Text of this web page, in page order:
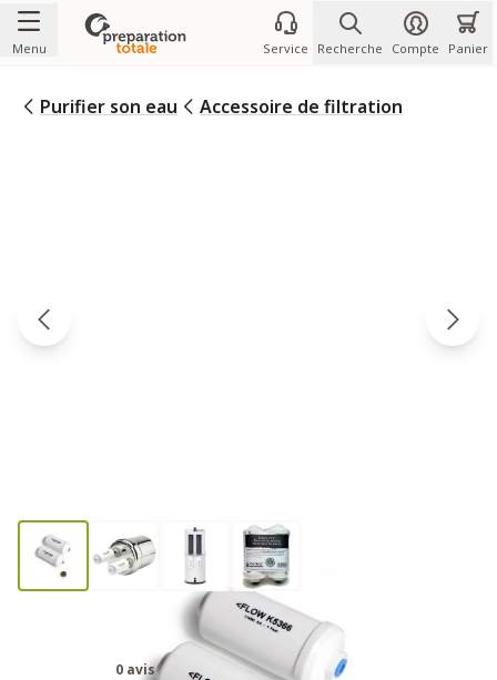
Allez au contenu
Menu Service Recherche Compte Panier
Purifier son eau Accessoire de filtration
Filtres à fluor PF-2 Berkey
0 avis